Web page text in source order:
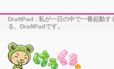
DraftPad : 私が一日の中で一番起動す
る、DraftPadです。